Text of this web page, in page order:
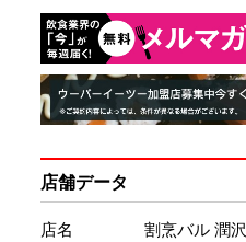
店舗データ
店名
割烹バル 潤沢